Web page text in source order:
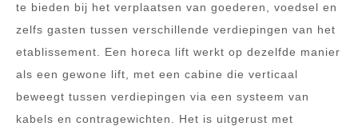
te bieden bij het verplaatsen van goederen, voedsel en
zelfs gasten tussen verschillende verdiepingen van het
etablissement. Een horeca lift werkt op dezelfde manier
als een gewone lift, met een cabine die verticaal
beweegt tussen verdiepingen via een systeem van
kabels en contragewichten. Het is uitgerust met